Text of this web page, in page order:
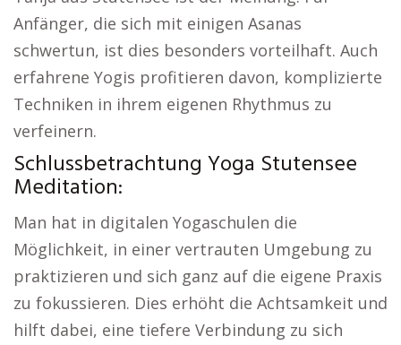
Anfänger, die sich mit einigen Asanas
schwertun, ist dies besonders vorteilhaft. Auch
erfahrene Yogis profitieren davon, komplizierte
Techniken in ihrem eigenen Rhythmus zu
verfeinern.
Schlussbetrachtung Yoga Stutensee
Meditation:
Man hat in digitalen Yogaschulen die
Möglichkeit, in einer vertrauten Umgebung zu
praktizieren und sich ganz auf die eigene Praxis
zu fokussieren. Dies erhöht die Achtsamkeit und
hilft dabei, eine tiefere Verbindung zu sich